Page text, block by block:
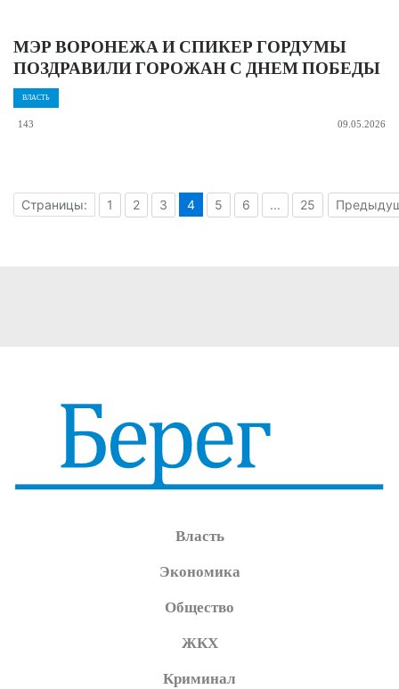
МЭР ВОРОНЕЖА И СПИКЕР ГОРДУМЫ
ПОЗДРАВИЛИ ГОРОЖАН С ДНЕМ ПОБЕДЫ
ВЛАСТЬ
143 09.05.2026
Страницы: 1 2 3 4 5 6 ... 25
Власть
Экономика
Общество
ЖКХ
Криминал